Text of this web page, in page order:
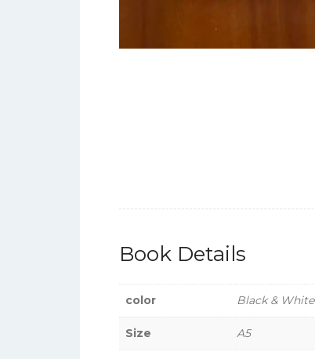
Book Details
color Black & White
Size A5